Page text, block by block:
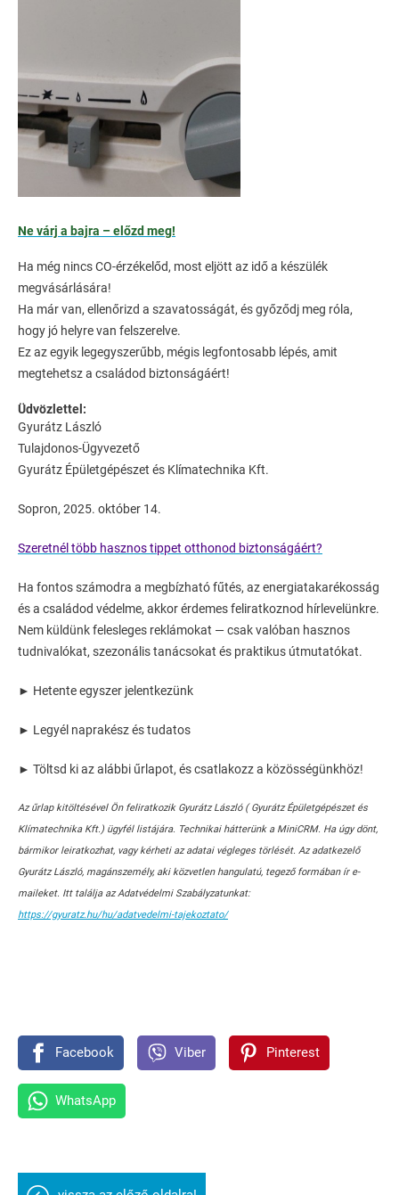
Ne várj a bajra – előzd meg!
Ha még nincs CO-érzékelőd, most eljött az idő a készülék
megvásárlására!
Ha már van, ellenőrizd a szavatosságát, és győződj meg róla,
hogy jó helyre van felszerelve.
Ez az egyik legegyszerűbb, mégis legfontosabb lépés, amit
megtehetsz a családod biztonságáért!
Üdvözlettel:
Gyurátz László
Tulajdonos-Ügyvezető
Gyurátz Épületgépészet és Klímatechnika Kft.
Sopron, 2025. október 14.
Szeretnél több hasznos tippet otthonod biztonságáért?
Ha fontos számodra a megbízható fűtés, az energiatakarékosság
és a családod védelme, akkor érdemes feliratkoznod hírlevelünkre.
Nem küldünk felesleges reklámokat — csak valóban hasznos
tudnivalókat, szezonális tanácsokat és praktikus útmutatókat.
► Hetente egyszer jelentkezünk
► Legyél naprakész és tudatos
► Töltsd ki az alábbi űrlapot, és csatlakozz a közösségünkhöz!
Az űrlap kitöltésével Ön feliratkozik Gyurátz László ( Gyurátz Épületgépészet és
Klímatechnika Kft.) ügyfél listájára. Technikai hátterünk a MiniCRM. Ha úgy dönt,
bármikor leiratkozhat, vagy kérheti az adatai végleges törlését. Az adatkezelő
Gyurátz László, magánszemély, aki közvetlen hangulatú, tegező formában ír e-
maileket. Itt találja az Adatvédelmi Szabályzatunkat:
https://gyuratz.hu/hu/adatvedelmi-tajekoztato/
Facebook Viber Pinterest
WhatsApp